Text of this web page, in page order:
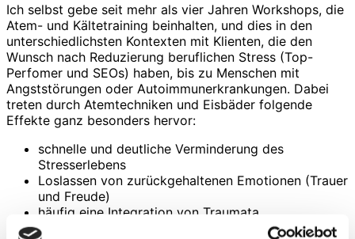
Ich selbst gebe seit mehr als vier Jahren Workshops, die
Atem- und Kältetraining beinhalten, und dies in den
unterschiedlichsten Kontexten mit Klienten, die den
Wunsch nach Reduzierung beruflichen Stress (Top-
Perfomer und SEOs) haben, bis zu Menschen mit
Angststörungen oder Autoimmunerkrankungen. Dabei
treten durch Atemtechniken und Eisbäder folgende
Effekte ganz besonders hervor:
schnelle und deutliche Verminderung des
Stresserlebens
Loslassen von zurückgehaltenen Emotionen (Trauer
und Freude)
häufig eine Integration von Traumata
Erleben von euphorischen Zuständen